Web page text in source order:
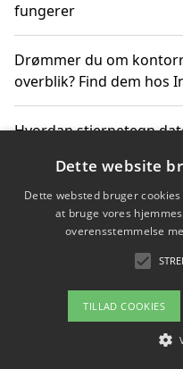
fungerer
Drømmer du om
overblik? Find dem hos
Hvordan stjernetegn
Bæredygtige gadgets
Om / kontakt
Dette website
Dette websted bruger
at bruge vores
overensstemmelse
TILLAD COOKIES